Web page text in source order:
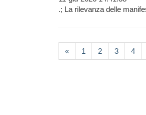
.; La rilevanza delle
« 1 2 3 4